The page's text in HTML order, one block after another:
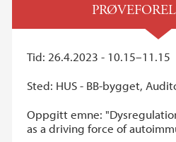
Tid: 26.4.2023 - 10.15–11.15
Sted: HUS - BB-bygget,
Oppgitt emne:
as a driving force of